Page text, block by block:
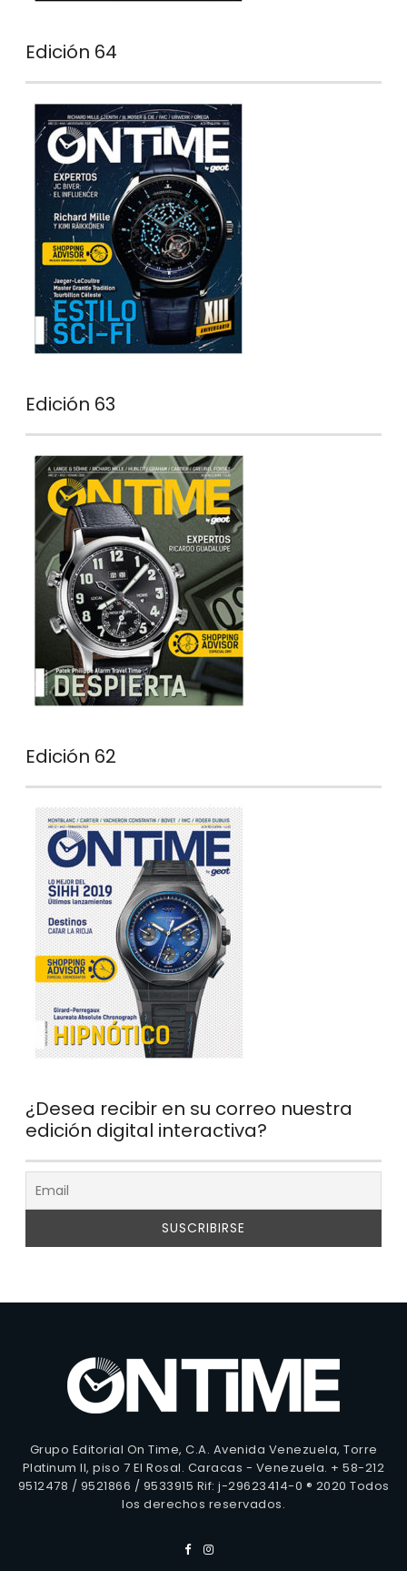
Edición 64
Edición 63
Edición 62
¿Desea recibir en su correo nuestra
edición digital interactiva?
Grupo Editorial On Time, C.A. Avenida Venezuela, Torre
Platinum II, piso 7 El Rosal. Caracas - Venezuela. + 58-212
9512478 / 9521866 / 9533915 Rif: j-29623414-0 ® 2020 Todos
los derechos reservados.